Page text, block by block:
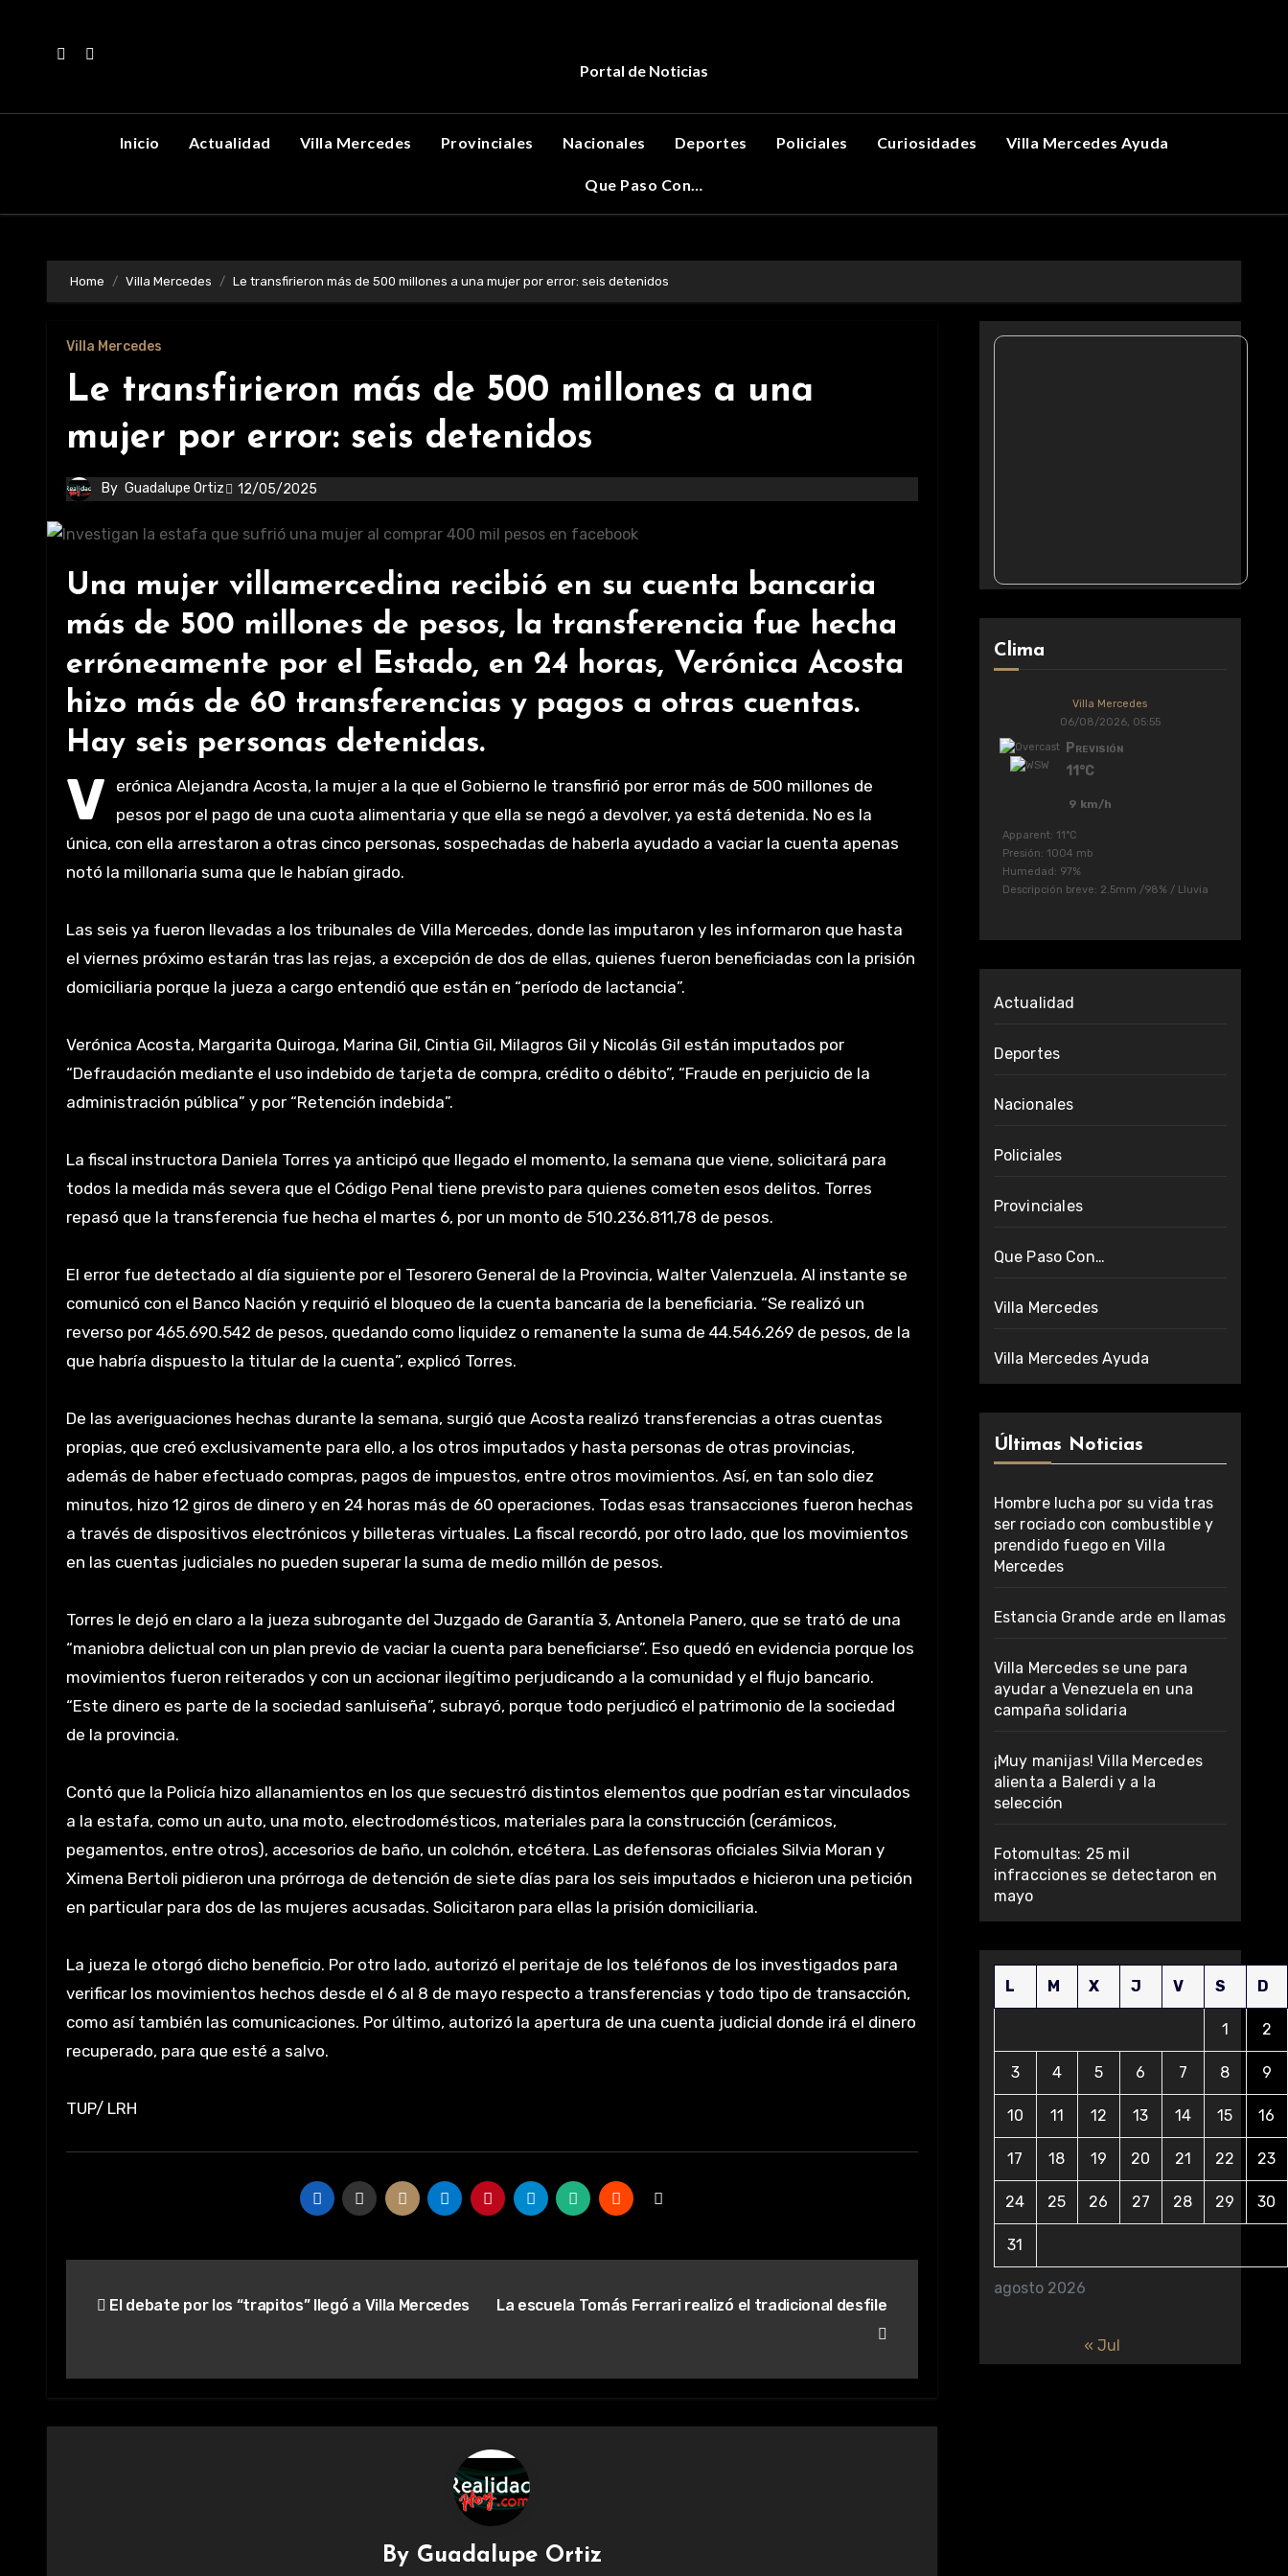
Portal de Noticias
Inicio Actualidad Villa Mercedes Provinciales Nacionales Deportes Policiales Curiosidades Villa Mercedes Ayuda
Que Paso Con…
Home Villa Mercedes Le transfirieron más de 500 millones a una mujer por error: seis detenidos
Villa Mercedes
Le transfirieron más de 500 millones a una
mujer por error: seis detenidos
By Guadalupe Ortiz 12/05/2025
Una mujer villamercedina recibió en su cuenta bancaria
más de 500 millones de pesos, la transferencia fue hecha
erróneamente por el Estado, en 24 horas, Verónica Acosta
hizo más de 60 transferencias y pagos a otras cuentas.
Hay seis personas detenidas.
V
erónica Alejandra Acosta, la mujer a la que el Gobierno le transfirió por error más de 500 millones de
pesos por el pago de una cuota alimentaria y que ella se negó a devolver, ya está detenida. No es la
única, con ella arrestaron a otras cinco personas, sospechadas de haberla ayudado a vaciar la cuenta apenas
notó la millonaria suma que le habían girado.
Las seis ya fueron llevadas a los tribunales de Villa Mercedes, donde las imputaron y les informaron que hasta
el viernes próximo estarán tras las rejas, a excepción de dos de ellas, quienes fueron beneficiadas con la prisión
domiciliaria porque la jueza a cargo entendió que están en “período de lactancia”.
Verónica Acosta, Margarita Quiroga, Marina Gil, Cintia Gil, Milagros Gil y Nicolás Gil están imputados por
“Defraudación mediante el uso indebido de tarjeta de compra, crédito o débito”, “Fraude en perjuicio de la
administración pública” y por “Retención indebida”.
La fiscal instructora Daniela Torres ya anticipó que llegado el momento, la semana que viene, solicitará para
todos la medida más severa que el Código Penal tiene previsto para quienes cometen esos delitos. Torres
repasó que la transferencia fue hecha el martes 6, por un monto de 510.236.811,78 de pesos.
El error fue detectado al día siguiente por el Tesorero General de la Provincia, Walter Valenzuela. Al instante se
comunicó con el Banco Nación y requirió el bloqueo de la cuenta bancaria de la beneficiaria. “Se realizó un
reverso por 465.690.542 de pesos, quedando como liquidez o remanente la suma de 44.546.269 de pesos, de la
que habría dispuesto la titular de la cuenta”, explicó Torres.
De las averiguaciones hechas durante la semana, surgió que Acosta realizó transferencias a otras cuentas
propias, que creó exclusivamente para ello, a los otros imputados y hasta personas de otras provincias,
además de haber efectuado compras, pagos de impuestos, entre otros movimientos. Así, en tan solo diez
minutos, hizo 12 giros de dinero y en 24 horas más de 60 operaciones. Todas esas transacciones fueron hechas
a través de dispositivos electrónicos y billeteras virtuales. La fiscal recordó, por otro lado, que los movimientos
en las cuentas judiciales no pueden superar la suma de medio millón de pesos.
Torres le dejó en claro a la jueza subrogante del Juzgado de Garantía 3, Antonela Panero, que se trató de una
“maniobra delictual con un plan previo de vaciar la cuenta para beneficiarse”. Eso quedó en evidencia porque los
movimientos fueron reiterados y con un accionar ilegítimo perjudicando a la comunidad y el flujo bancario.
“Este dinero es parte de la sociedad sanluiseña”, subrayó, porque todo perjudicó el patrimonio de la sociedad
de la provincia.
Contó que la Policía hizo allanamientos en los que secuestró distintos elementos que podrían estar vinculados
a la estafa, como un auto, una moto, electrodomésticos, materiales para la construcción (cerámicos,
pegamentos, entre otros), accesorios de baño, un colchón, etcétera. Las defensoras oficiales Silvia Moran y
Ximena Bertoli pidieron una prórroga de detención de siete días para los seis imputados e hicieron una petición
en particular para dos de las mujeres acusadas. Solicitaron para ellas la prisión domiciliaria.
La jueza le otorgó dicho beneficio. Por otro lado, autorizó el peritaje de los teléfonos de los investigados para
verificar los movimientos hechos desde el 6 al 8 de mayo respecto a transferencias y todo tipo de transacción,
como así también las comunicaciones. Por último, autorizó la apertura de una cuenta judicial donde irá el dinero
recuperado, para que esté a salvo.
TUP/ LRH
de El debate por los “trapitos” llegó a Villa Mercedes La escuela Tomás Ferrari realizó el tradicional desfile
By Guadalupe Ortiz
Clima
Villa Mercedes
06/08/2026, 05:55
Previsión
11°C
9 km/h
Apparent: 11°C
Presión: 1004 mb
Humedad: 97%
Descripción breve: 2.5mm /98% / Lluvia
Actualidad
Deportes
Nacionales
Policiales
Provinciales
Que Paso Con…
Villa Mercedes
Villa Mercedes Ayuda
Últimas Noticias
Hombre lucha por su vida tras
ser rociado con combustible y
prendido fuego en Villa
Mercedes
Estancia Grande arde en llamas
Villa Mercedes se une para
ayudar a Venezuela en una
campaña solidaria
¡Muy manijas! Villa Mercedes
alienta a Balerdi y a la
selección
Fotomultas: 25 mil
infracciones se detectaron en
mayo
agosto 2026
L M X J V S D
1 2
3 4 5 6 7 8 9
10 11 12 13 14 15 16
17 18 19 20 21 22 23
24 25 26 27 28 29 30
31
« Jul